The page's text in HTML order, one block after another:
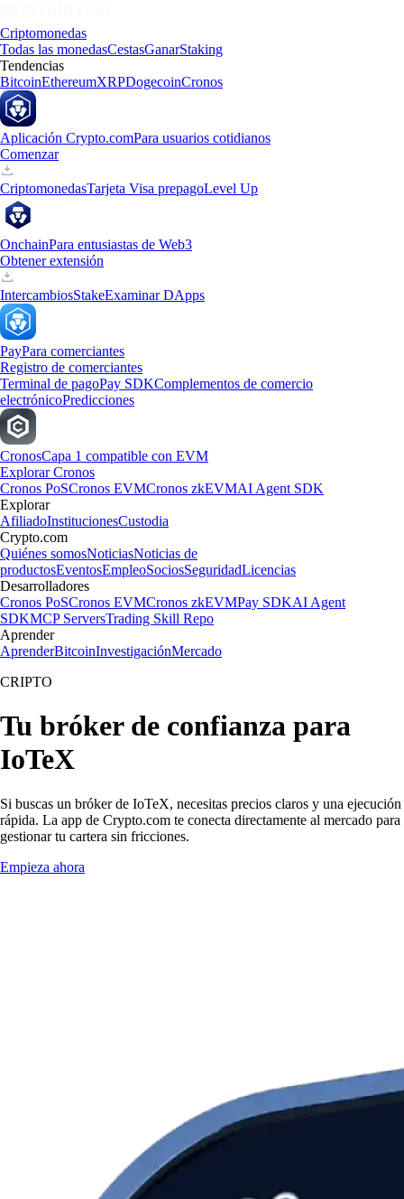
Criptomonedas
Todas las monedasCestasGanarStaking
Tendencias
BitcoinEthereumXRPDogecoinCronos
Aplicación Crypto.comPara usuarios cotidianos
Comenzar
CriptomonedasTarjeta Visa prepagoLevel Up
OnchainPara entusiastas de Web3
Obtener extensión
IntercambiosStakeExaminar DApps
PayPara comerciantes
Registro de comerciantes
Terminal de pagoPay SDKComplementos de comercio
electrónicoPredicciones
CronosCapa 1 compatible con EVM
Explorar Cronos
Cronos PoSCronos EVMCronos zkEVMAI Agent SDK
Explorar
AfiliadoInstitucionesCustodia
Crypto.com
Quiénes somosNoticiasNoticias de
productosEventosEmpleoSociosSeguridadLicencias
Desarrolladores
Cronos PoSCronos EVMCronos zkEVMPay SDKAI Agent
SDKMCP ServersTrading Skill Repo
Aprender
AprenderBitcoinInvestigaciónMercado
CRIPTO
Tu bróker de confianza para
IoTeX
Si buscas un bróker de IoTeX, necesitas precios claros y una ejecución
rápida. La app de Crypto.com te conecta directamente al mercado para
gestionar tu cartera sin fricciones.
Empieza ahora